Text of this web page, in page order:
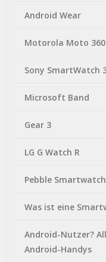
Android Wear
Motorola Moto 360
Sony SmartWatch
Microsoft Band
Gear 3
LG G Watch R
Pebble
Was ist eine
Android-Nutzer?
Android-Handys